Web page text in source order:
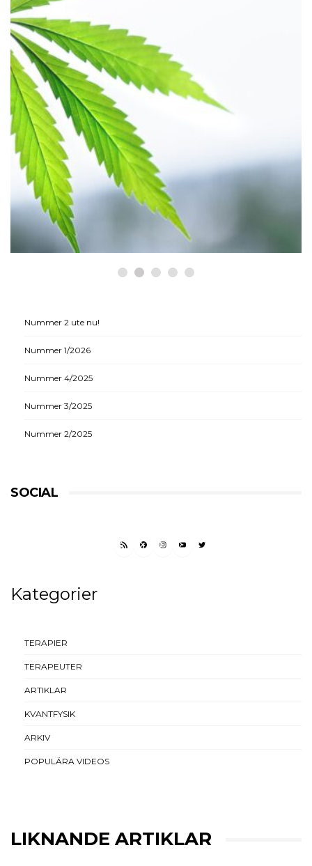
HÄLSA
Historiska beslut som gynnar
medicinsk cannabis
Nummer 2 ute nu!
Nummer 1/2026
Nummer 4/2025
Nummer 3/2025
Nummer 2/2025
SOCIAL
RSS FEEDFACEBOOK
INSTAGRAM
YOUTUBETWITTER
Kategorier
TERAPIER
TERAPEUTER
ARTIKLAR
KVANTFYSIK
ARKIV
POPULÄRA VIDEOS
LIKNANDE ARTIKLAR